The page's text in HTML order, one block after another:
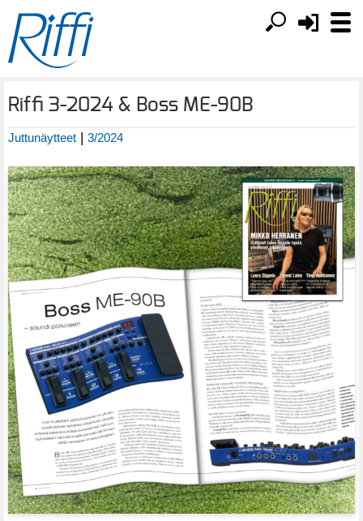
Riffi 3-2024 & Boss ME-90B
Juttunäytteet | 3/2024